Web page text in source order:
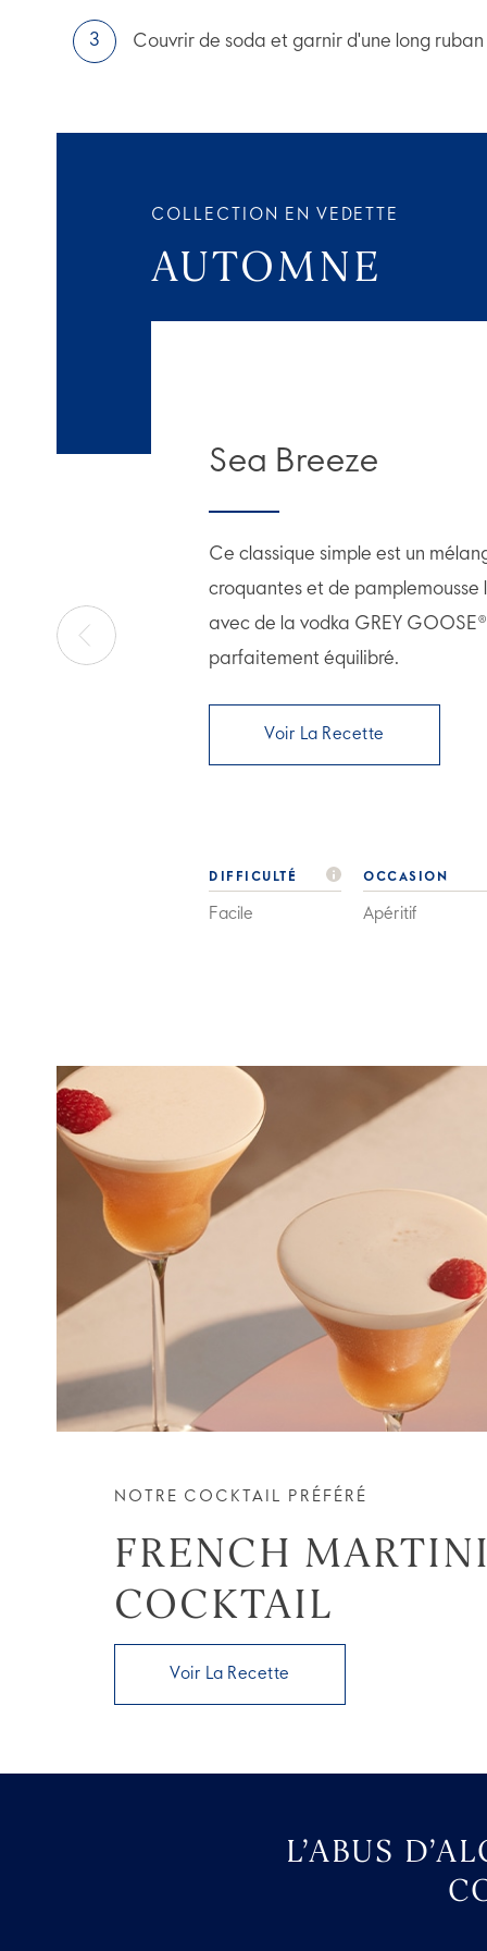
Couvrir de soda et garnir d'une long
COLLECTION EN VEDETTE
AUTOMNE
Sea Breeze
Ce classique simple est un
croquantes et de pamplemousse
avec de la vodka GREY
parfaitement équilibré.
Voir La Recette
DIFFICULTÉ
Facile
OCCASION
Apéritif
NOTRE COCKTAIL PRÉFÉRÉ
FRENCH
COCKTAIL
Voir La Recette
L’ABUS